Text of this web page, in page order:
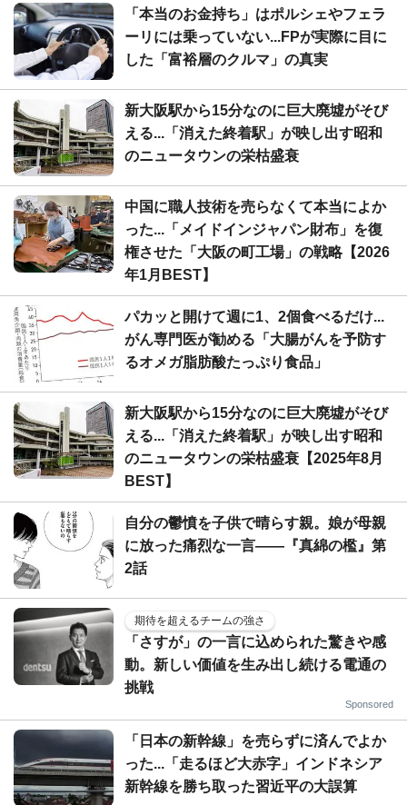
「本当のお金持ち」はポルシェやフェラ
ーリには乗っていない...FPが実際に目に
した「富裕層のクルマ」の真実
新大阪駅から15分なのに巨大廃墟がそび
える...「消えた終着駅」が映し出す昭和
のニュータウンの栄枯盛衰
中国に職人技術を売らなくて本当によか
った...「メイドインジャパン財布」を復
権させた「大阪の町工場」の戦略【2026
年1月BEST】
パカッと開けて週に1、2個食べるだけ...
がん専門医が勧める「大腸がんを予防す
るオメガ脂肪酸たっぷり食品」
新大阪駅から15分なのに巨大廃墟がそび
える...「消えた終着駅」が映し出す昭和
のニュータウンの栄枯盛衰【2025年8月
BEST】
自分の鬱憤を子供で晴らす親。娘が母親
に放った痛烈な一言――『真綿の檻』第
2話
期待を超えるチームの強さ
「さすが」の一言に込められた驚きや感
動。新しい価値を生み出し続ける電通の
挑戦
Sponsored
「日本の新幹線」を売らずに済んでよか
った...「走るほど大赤字」インドネシア
新幹線を勝ち取った習近平の大誤算